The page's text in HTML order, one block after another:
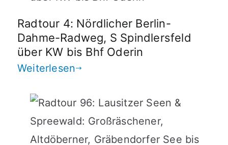
Radtour 4: Nördlicher Berlin-
Dahme-Radweg, S Spindlersfeld
über KW bis Bhf Oderin
Weiterlesen